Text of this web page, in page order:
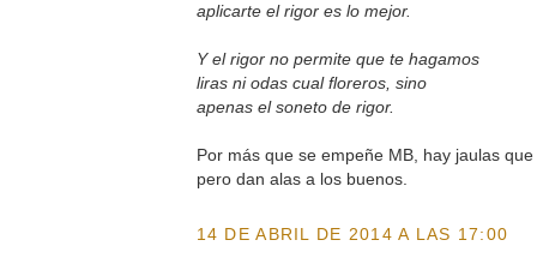
aplicarte el rigor es lo mejor.
Y el rigor no permite que te hagamos
liras ni odas cual floreros, sino
apenas el soneto de rigor.
Por más que se empeñe MB, hay jaulas
pero dan alas a los buenos.
14 DE ABRIL DE 2014 A LAS 17:00